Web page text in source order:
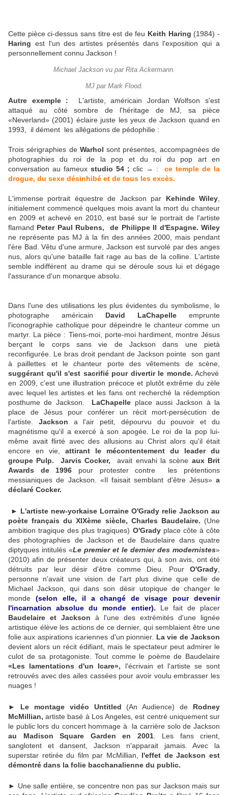
Cette pièce ci-dessus sans titre est de feu Keith Haring (1984) -
Haring est l'un des artistes présentés dans l'exposition qui a
personnellement connu Jackson !
Michael Jackson vu par Rita Ackermann.
MJ par Mark Flood.
Autre exemple :
L'artiste, américain Jordan Wolfson s'est
attaqué au côté sombre de l'héritage de MJ, sa pièce
«Neverland» (2001) éclaire juste les yeux de Jackson quand en
1993, il dément les allégations de pédophilie :
Trois sérigraphies de Warhol sont présentes, accompagnées de
photographies du roi de la pop et du roi du pop art en
conversation au fameux studio 54 ; clic → : ce temple de la
drogue, du sexe désinhibé et de tous les excès.
L'immense portrait équestre de Jackson par Kehinde Wiley
initialement commencé quelques mois avant la mort du chanteur
en 2009 et achevé en 2010, est basé sur le portrait de l'artiste
flamand Peter Paul Rubens, de Philippe II d'Espagne. Wiley
ne représente pas MJ à la fin des années 2000, mais pendant
l'ère Bad. Vêtu d'une armure, Jackson est survolé par des anges
nus, alors qu'une bataille fait rage au bas de la colline. L'artiste
semble indifférent au drame qui se déroule sous lui et dégage
l'assurance d'un monarque absolu.
Dans l'une des utilisations les plus évidentes du symbolisme, le
photographe américain David LaChapelle emprunte
l'iconographie catholique pour dépeindre le chanteur comme un
martyr. La pièce : Tiens-moi, porte-moi hardiment, montre Jésus
berçant le corps sans vie de Jackson dans une pietà
reconfigurée. Le bras droit pendant de Jackson pointe son gant
à paillettes et le chanteur porte des vêtements de scène,
suggérant qu'il s'est sacrifié pour divertir le monde. Achevé
en 2009, c'est une illustration précoce et plutôt extrême du zèle
avec lequel les artistes et les fans ont recherché la rédemption
posthume de Jackson. LaChapelle place aussi Jackson à la
place de Jésus pour conférer un récit mort-persécution de
l'artiste. Jackson a l'air petit, dépourvu du pouvoir et du
magnétisme qu'il a exercé à son apogée. Le roi de la pop lui-
même avait flirté avec des allusions au Christ alors qu'il était
encore en vie, attirant le mécontentement du leader du
groupe Pulp.
Jarvis Cocker, avait envahi la scène aux Brit
Awards de 1996 pour protester contre les prétentions
messianiques de Jackson. «Il faisait semblant d'être Jésus» a
déclaré Cocker.
► L'artiste new-yorkaise Lorraine O'Grady relie Jackson au
poète français du XIXème siècle, Charles Baudelaire. (Une
ambition tragique des plus tragiques) O'Gradyplace côte à côte
des photographies de Jackson et de Baudelaire dans quatre
diptyques intitulés «Le premier et le dernier des modernistes»
(2010) afin de présenter deux créateurs qui, à son avis, ont été
détruits par leur désir d'être comme Dieu. Pour O'Grady
personne n'avait une vision de l'art plus divine que celle de
Michael Jackson, qui dans son désir utopique de changer le
monde (selon elle, il a changé de visage pour devenir
l'incarnation absolue du monde entier). Le fait de placer
Baudelaire et Jackson à l'une des extrémités d'une lignée
artistique élève les actions de ce dernier, qui semblaient être une
folie aux aspirations icariennes d'un pionnier. La vie de Jackson
devient alors un récit édifiant, mais le spectateur peut admirer le
culot de sa protagoniste. Tout comme le poème de Baudelaire
«Les lamentations d'un Icare», l'écrivain et l'artiste se sont
retrouvés avec des ailes cassées pour avoir voulu embrasser les
nuages !
► Le montage vidéo Untitled (An Audience) de Rodney
McMillian, artiste basé à Los Angeles, est centré uniquement sur
le public lors du concert hommage à la carrière solo de Jackson
au Madison Square Garden en 2001. Les fans crient,
sanglotent et dansent, Jackson n'apparait jamais. Avec la
superstar retirée du film par McMillian, l'effet de Jackson est
démontré dans la folie bacchanalienne du public.
► Une salle entière, se concentre non pas sur Jackson mais sur